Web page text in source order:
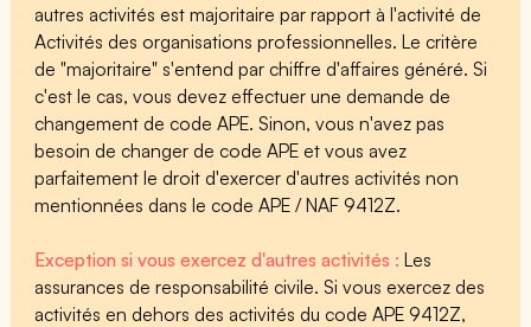
autres activités est majoritaire par rapport à l'activité de
Activités des organisations professionnelles. Le critère
de "majoritaire" s'entend par chiffre d'affaires généré. Si
c'est le cas, vous devez effectuer une demande de
changement de code APE. Sinon, vous n'avez pas
besoin de changer de code APE et vous avez
parfaitement le droit d'exercer d'autres activités non
mentionnées dans le code APE / NAF 9412Z.
Exception si vous exercez d'autres activités :Les
assurances de responsabilité civile. Si vous exercez des
activités en dehors des activités du code APE 9412Z,